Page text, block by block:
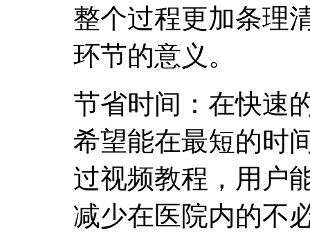
整个过程更加条理
环节的意义。
节省时间：在快速
希望能在最短的时
过视频教程，用户
减少在医院内的不